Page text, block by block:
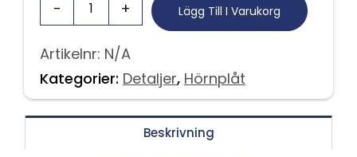
Lägg Till I Varukorg
Artikelnr: N/A
Kategorier: Detaljer, Hörnplåt
Beskrivning